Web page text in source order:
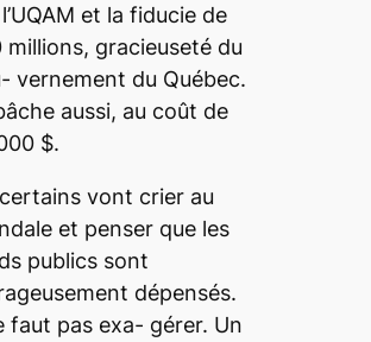
et la fiducie de
millions, gracieuseté du
vernement du Québec.
aussi, au coût de
$.
vont crier au
et penser que les
publics sont
dépensés.
faut pas exa- gérer. Un